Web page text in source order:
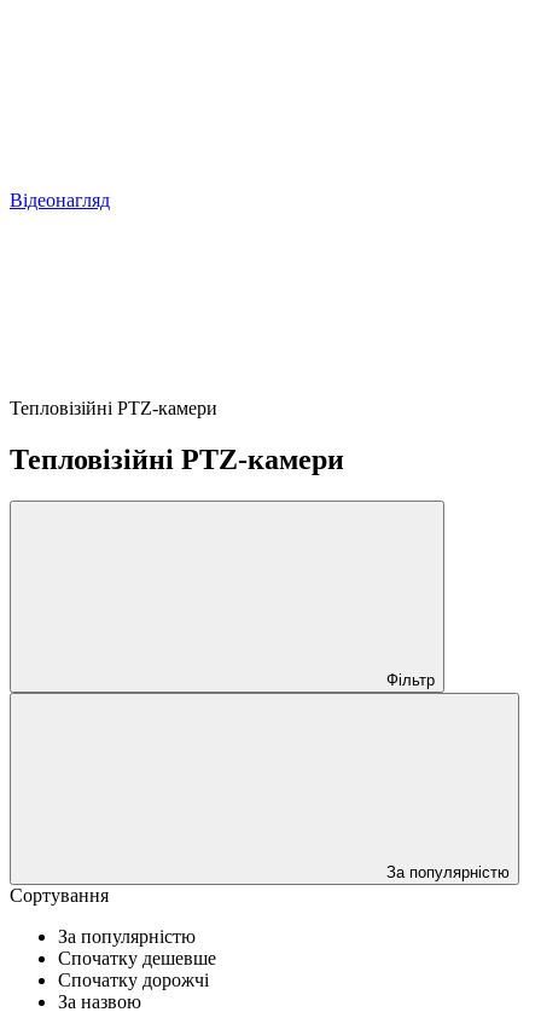
Відеонагляд
Тепловізійні PTZ-камери
Тепловізійні PTZ-камери
Фільтр
За популярністю
Сортування
За популярністю
Спочатку дешевше
Спочатку дорожчі
За назвою